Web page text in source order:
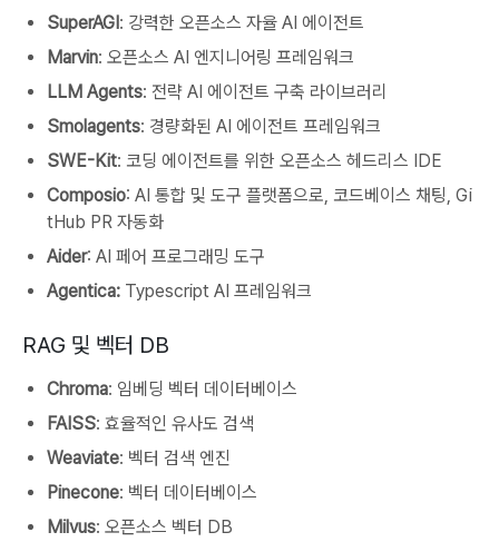
SuperAGI: 강력한 오픈소스 자율 AI 에이전트
Marvin: 오픈소스 AI 엔지니어링 프레임워크
LLM Agents: 전략 AI 에이전트 구축 라이브러리
Smolagents: 경량화된 AI 에이전트 프레임워크
SWE-Kit: 코딩 에이전트를 위한 오픈소스 헤드리스 IDE
Composio: AI 통합 및 도구 플랫폼으로, 코드베이스 채팅, Gi
tHub PR 자동화
Aider: AI 페어 프로그래밍 도구
Agentica: Typescript AI 프레임워크
RAG 및 벡터 DB
Chroma: 임베딩 벡터 데이터베이스
FAISS: 효율적인 유사도 검색
Weaviate: 벡터 검색 엔진
Pinecone: 벡터 데이터베이스
Milvus: 오픈소스 벡터 DB